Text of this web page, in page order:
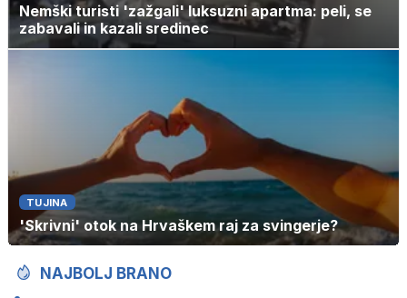
Nemški turisti 'zažgali' luksuzni apartma: peli, se
zabavali in kazali sredinec
TUJINA
'Skrivni' otok na Hrvaškem raj za svingerje?
NAJBOLJ BRANO